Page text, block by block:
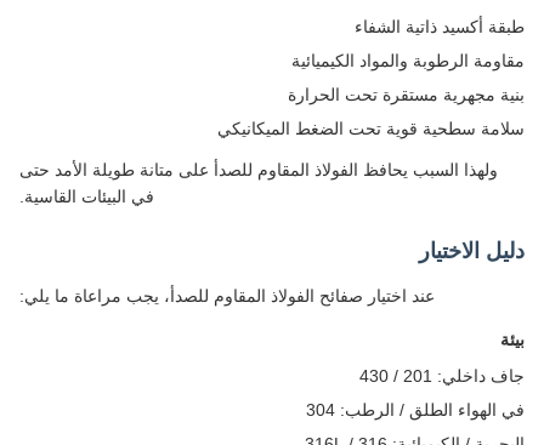
أكسيد ذاتية الشفاء
الرطوبة والمواد الكيميائية
مجهرية مستقرة تحت الحرارة
سطحية قوية تحت الضغط الميكانيكي
ولهذا السبب يحافظ الفولاذ المقاوم للصدأ على متانة طويلة الأمد حتى
في البيئات القاسية.
الاختيار
عند اختيار صفائح الفولاذ المقاوم للصدأ، يجب مراعاة ما يلي:
201 / 430
الطلق / الرطب: 304